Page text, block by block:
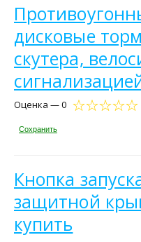
дисковые
скутера,
Оценка — 0
Сохранить
Кнопка
защитной
купить